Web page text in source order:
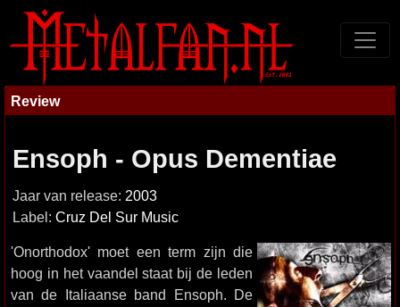
Review
Ensoph - Opus Dementiae
Jaar van release: 2003
Label: Cruz Del Sur Music
'Onorthodox' moet een term zijn die
hoog in het vaandel staat bij de leden
van de Italiaanse band Ensoph. De